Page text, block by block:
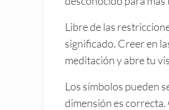
Libre de las
significado. Creer en
meditación y abre tu
Los símbolos pueden
dimensión es correcta.